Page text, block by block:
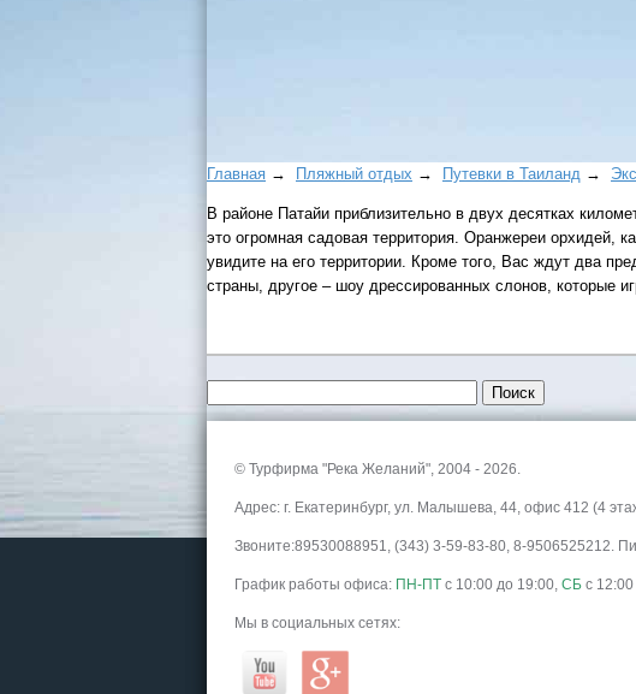
Главная → Пляжный отдых → Путевки в Таиланд →
В районе Патайи приблизительно в двух десятках
это огромная садовая территория. Оранжереи орхидей,
увидите на его территории. Кроме того, Вас ждут два
страны, другое – шоу дрессированных слонов, которые
© Турфирма "Река Желаний", 2004 - 2026.
Адрес: г. Екатеринбург, ул. Малышева, 44, офис 412 (4
Звоните:89530088951, (343) 3-59-83-80, 8-9506525212.
График работы офиса: ПН-ПТ с 10:00 до 19:00, СБ с
Мы в социальных сетях: